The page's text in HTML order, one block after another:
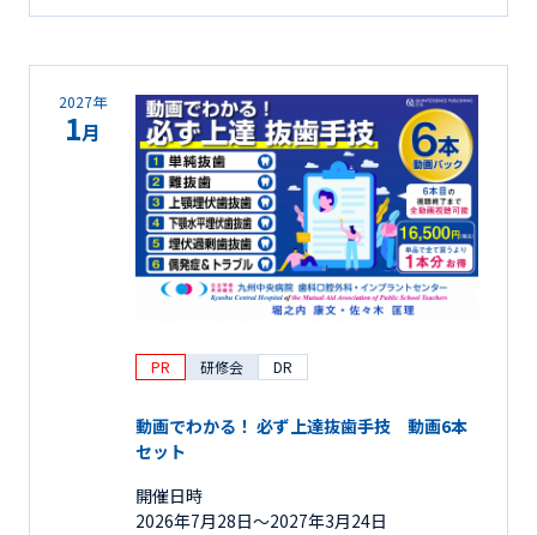
2027年
1月
PR 研修会 DR
動画でわかる！ 必ず上達抜歯手技 動画6本
セット
開催日時
2026年7月28日〜2027年3月24日